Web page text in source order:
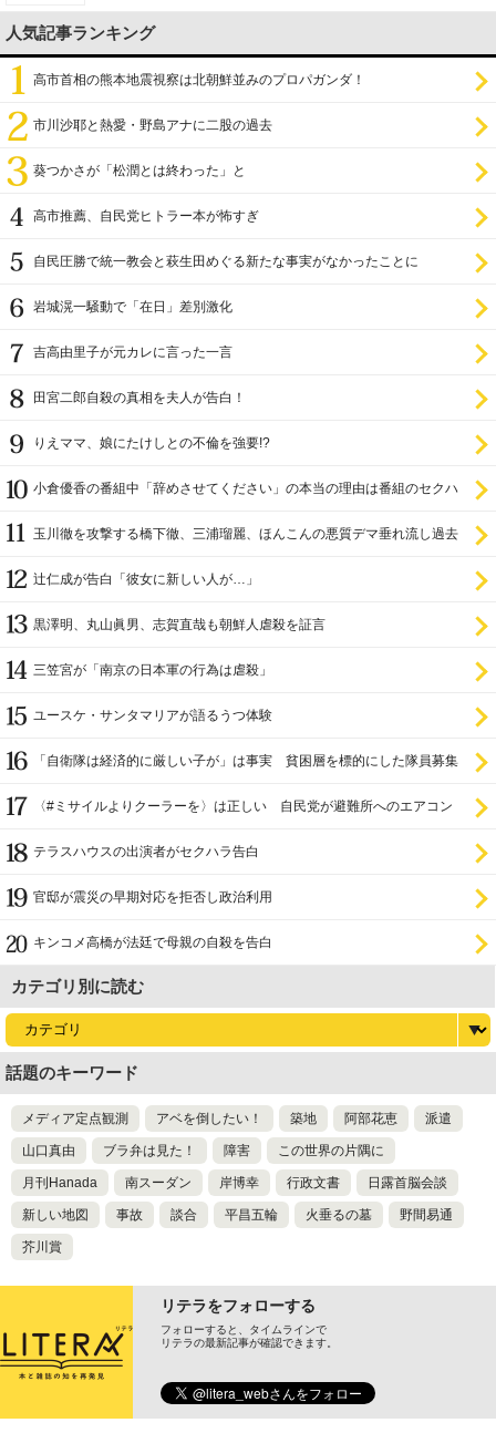
人気記事ランキング
高市首相の熊本地震視察は北朝鮮並みのプロパガンダ！
市川沙耶と熱愛・野島アナに二股の過去
葵つかさが「松潤とは終わった」と
高市推薦、自民党ヒトラー本が怖すぎ
自民圧勝で統一教会と萩生田めぐる新たな事実がなかったことに
岩城滉一騒動で「在日」差別激化
吉高由里子が元カレに言った一言
田宮二郎自殺の真相を夫人が告白！
りえママ、娘にたけしとの不倫を強要!?
小倉優香の番組中「辞めさせてください」の本当の理由は番組のセクハ
玉川徹を攻撃する橋下徹、三浦瑠麗、ほんこんの悪質デマ垂れ流し過去
辻仁成が告白「彼女に新しい人が…」
黒澤明、丸山眞男、志賀直哉も朝鮮人虐殺を証言
三笠宮が「南京の日本軍の行為は虐殺」
ユースケ・サンタマリアが語るうつ体験
「自衛隊は経済的に厳しい子が」は事実 貧困層を標的にした隊員募集
〈#ミサイルよりクーラーを〉は正しい 自民党が避難所へのエアコン
テラスハウスの出演者がセクハラ告白
官邸が震災の早期対応を拒否し政治利用
キンコメ高橋が法廷で母親の自殺を告白
カテゴリ別に読む
話題のキーワード
メディア定点観測 アベを倒したい！ 築地 阿部花恵 派遣
山口真由 ブラ弁は見た！ 障害 この世界の片隅に
月刊Hanada 南スーダン 岸博幸 行政文書 日露首脳会談
新しい地図 事故 談合 平昌五輪 火垂るの墓 野間易通
芥川賞
リテラをフォローする
フォローすると、タイムラインで
リテラの最新記事が確認できます。